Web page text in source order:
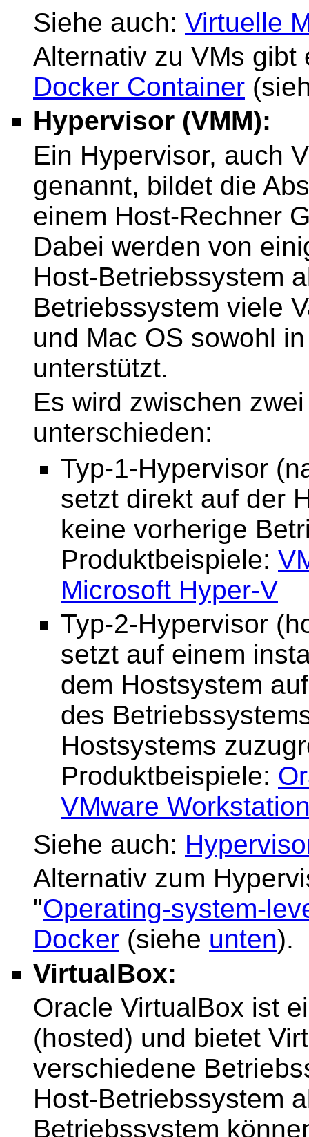
Siehe auch: Virtuelle
Alternativ zu VMs gibt
Docker Container
Hypervisor (VMM):
Ein Hypervisor, auch
genannt, bildet die
einem Host-Rechner
Dabei werden von
Host-Betriebssystem
Betriebssystem viele
und Mac OS sowohl
unterstützt.
Es wird zwischen
unterschieden:
Typ-1-Hypervisor
setzt direkt auf der
keine vorherige
Produktbeispiele:
Microsoft Hyper-V
Typ-2-Hypervisor
setzt auf einem
dem Hostsystem
des
Hostsystems
Produktbeispiele:
VMware
Siehe auch:
Alternativ zum
"Operating-system-
Docker (siehe unten).
VirtualBox:
Oracle VirtualBox ist
(hosted) und bietet
verschiedene
Host-Betriebssystem
Betriebssystem